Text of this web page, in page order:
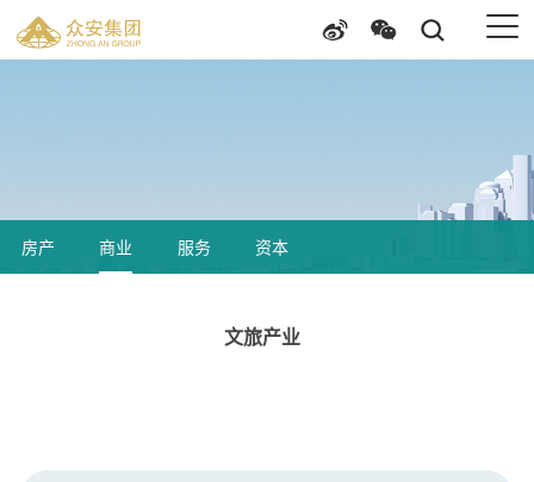
房产 商业 服务 资本
文旅产业